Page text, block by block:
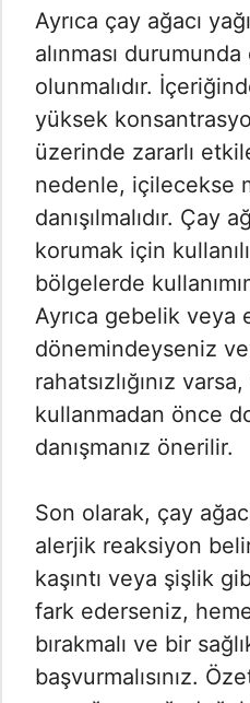
Ayrıca çay ağacı
alınması
olunmalıdır.
yüksek
üzerinde zararlı
nedenle, içilecekse
danışılmalıdır. Çay
korumak için
bölgelerde
Ayrıca gebelik veya
dönemindeyseniz
rahatsızlığınız
kullanmadan önce
danışmanız önerilir.
Son olarak, çay
alerjik reaksiyon
kaşıntı veya şişlik
fark ederseniz,
bırakmalı ve bir
başvurmalısınız.